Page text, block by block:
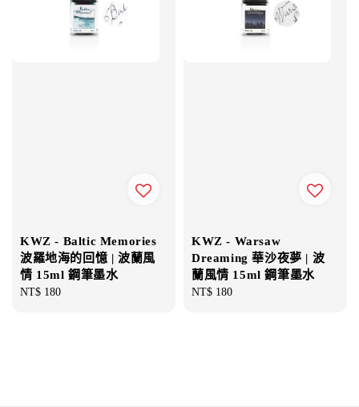
KWZ - Baltic Memories
波羅地海的回憶 | 波蘭風
情 15ml 鋼筆墨水
Regular
NT$ 180
KWZ - Warsaw
Dreaming 華沙夜夢 | 波
蘭風情 15ml 鋼筆墨水
Regular
NT$ 180